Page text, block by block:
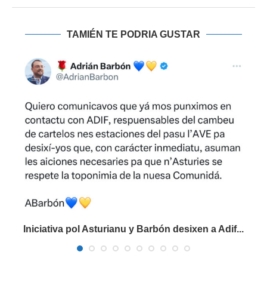
TAMIÉN TE PODRIA GUSTAR
Iniciativa pol Asturianu y Barbón desixen a Adif...